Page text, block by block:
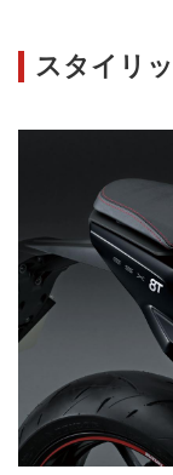
スタイリ